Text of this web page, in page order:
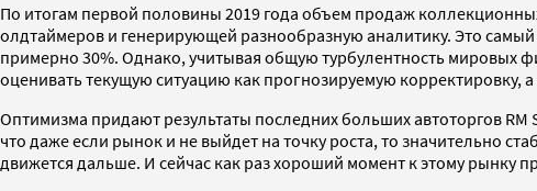
По итогам первой половины 2019 года объем продаж
олдтаймеров и генерирующей разнообразную аналитику. Это
примерно 30%. Однако, учитывая общую турбулентность мировых
оценивать текущую ситуацию как прогнозируемую корректировку,
Оптимизма придают результаты последних больших автоторгов
что даже если рынок и не выйдет на точку роста, то значительно
движется дальше. И сейчас как раз хороший момент к этому рынку